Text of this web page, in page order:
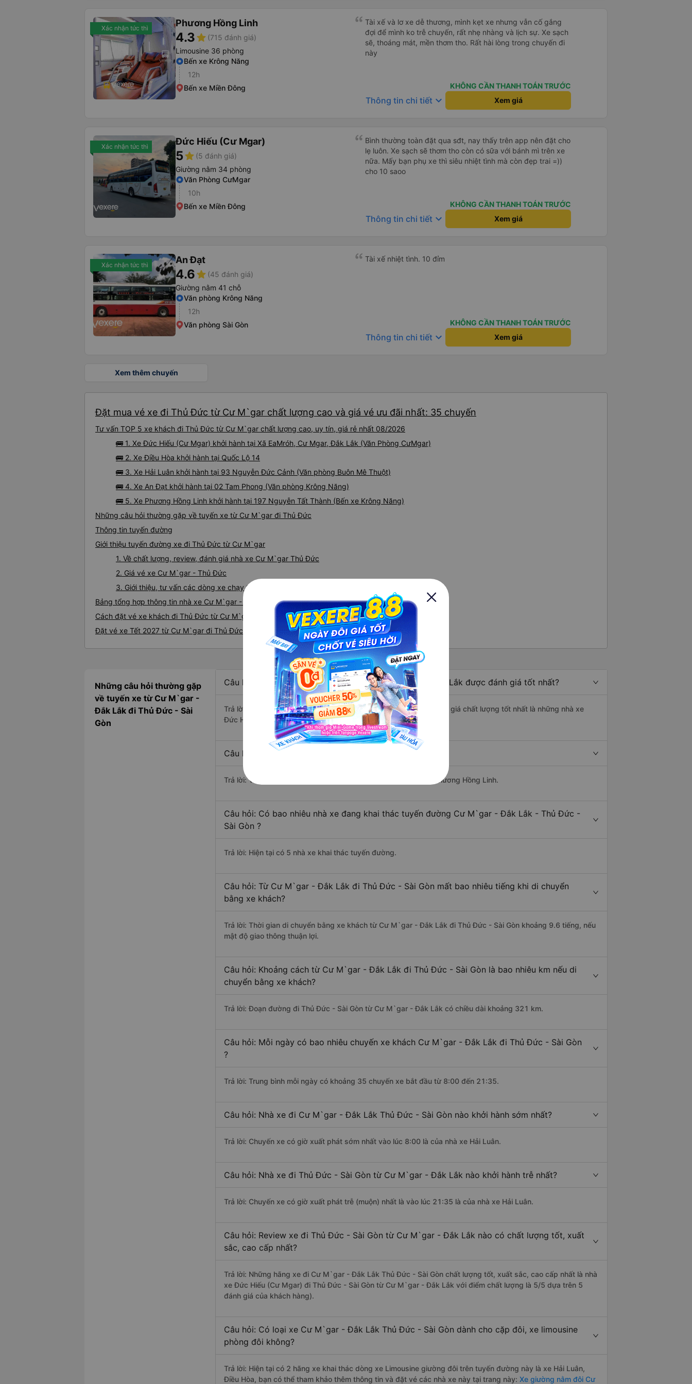
thứ đều diễn ra suôn sẻ!
Xác nhận tức thì Phương Hồng Linh
4.3star (715 đánh giá)
Limousine 36 phòng
Bến xe Krông Năng
12h
Bến xe Miền Đông
Tài xế và lơ xe dễ thương, mình kẹt xe nhưng vẫn cố gắng
đợi để mình ko trễ chuyến, rất nhẹ nhàng và lịch sự. Xe sạch
sẽ, thoáng mát, mền thơm tho. Rất hài lòng trong chuyến đi
này
KHÔNG CẦN THANH TOÁN TRƯỚC
Thông tin chi tiết keyboard_arrow_down Xem giá
Xác nhận tức thì Đức Hiếu (Cư Mgar)
5star (5 đánh giá)
Giường nằm 34 phòng
Văn Phòng CưMgar
10h
Bến xe Miền Đông
Bình thường toàn đặt qua sđt, nay thấy trên app nên đặt cho
lẹ luôn. Xe sạch sẽ thơm tho còn có sữa với bánh mì trên xe
nữa. Mấy bạn phụ xe thì siêu nhiệt tình mà còn đẹp trai =))
cho 10 saoo
KHÔNG CẦN THANH TOÁN TRƯỚC
Thông tin chi tiết keyboard_arrow_down Xem giá
Xác nhận tức thì An Đạt
4.6star (45 đánh giá)
Giường nằm 41 chỗ
Văn phòng Krông Năng
12h
Văn phòng Sài Gòn
Tài xế nhiệt tình. 10 đỉm
KHÔNG CẦN THANH TOÁN TRƯỚC
Thông tin chi tiết keyboard_arrow_down Xem giá
Xem thêm chuyến
Đặt mua vé xe đi Thủ Đức từ Cư M`gar chất lượng cao và giá vé ưu đãi nhất: 35 chuyến
Tư vấn TOP 5 xe khách đi Thủ Đức từ Cư M`gar chất lượng cao, uy tín, giá rẻ nhất 08/2026
🚌 1. Xe Đức Hiếu (Cư Mgar) khởi hành tại Xã EaMróh, Cư Mgar, Đắk Lắk (Văn Phòng CưMgar)
🚌 2. Xe Điều Hòa khởi hành tại Quốc Lộ 14
🚌 3. Xe Hải Luân khởi hành tại 93 Nguyễn Đức Cảnh (Văn phòng Buôn Mê Thuột)
🚌 4. Xe An Đạt khởi hành tại 02 Tam Phong (Văn phòng Krông Năng)
🚌 5. Xe Phương Hồng Linh khởi hành tại 197 Nguyễn Tất Thành (Bến xe Krông Năng)
Những câu hỏi thường gặp về tuyến xe từ Cư M`gar đi Thủ Đức
Thông tin tuyến đường
Giới thiệu tuyến đường xe đi Thủ Đức từ Cư M`gar
1. Về chất lượng, review, đánh giá nhà xe Cư M`gar Thủ Đức
2. Giá vé xe Cư M`gar - Thủ Đức
3. Giới thiệu, tư vấn các dòng xe chạy tuyến đường Cư M`gar đi Thủ Đức
Bảng tổng hợp thông tin nhà xe Cư M`gar - Thủ Đức
Cách đặt vé xe khách đi Thủ Đức từ Cư M`gar nhanh và uy tín nhất
Đặt vé xe Tết 2027 từ Cư M`gar đi Thủ Đức
Những câu hỏi thường gặp
về tuyến xe từ Cư M`gar -
Đắk Lắk đi Thủ Đức - Sài
Gòn
Câu hỏi: Nhà xe đi Thủ Đức - Sài Gòn từ Cư M`gar - Đắk Lắk được đánh giá tốt nhất?
Trả lời: Xe đi Thủ Đức - Sài Gòn từ Cư M`gar - Đắk Lắk được đánh giá chất lượng tốt nhất là những nhà xe
Đức Hiếu (Cư Mgar), Điều Hòa, Hải Luân.
Câu hỏi: Xe nào đi Thủ Đức - Sài Gòn có giá rẻ nhất?
Trả lời: Vé xe rẻ nhất có mức giá là 350.000 đồng của nhà xe Phương Hồng Linh.
Câu hỏi: Có bao nhiêu nhà xe đang khai thác tuyến đường Cư M`gar - Đắk Lắk - Thủ Đức -
Sài Gòn ?
Trả lời: Hiện tại có 5 nhà xe khai thác tuyến đường.
Câu hỏi: Từ Cư M`gar - Đắk Lắk đi Thủ Đức - Sài Gòn mất bao nhiêu tiếng khi di chuyển
bằng xe khách?
Trả lời: Thời gian di chuyển bằng xe khách từ Cư M`gar - Đắk Lắk đi Thủ Đức - Sài Gòn khoảng 9.6 tiếng, nếu
mật độ giao thông thuận lợi.
Câu hỏi: Khoảng cách từ Cư M`gar - Đắk Lắk đi Thủ Đức - Sài Gòn là bao nhiêu km nếu di
chuyển bằng xe khách?
Trả lời: Đoạn đường đi Thủ Đức - Sài Gòn từ Cư M`gar - Đắk Lắk có chiều dài khoảng 321 km.
Câu hỏi: Mỗi ngày có bao nhiêu chuyến xe khách Cư M`gar - Đắk Lắk đi Thủ Đức - Sài Gòn
?
Trả lời: Trung bình mỗi ngày có khoảng 35 chuyến xe bắt đầu từ 8:00 đến 21:35.
Câu hỏi: Nhà xe đi Cư M`gar - Đắk Lắk Thủ Đức - Sài Gòn nào khởi hành sớm nhất?
Trả lời: Chuyến xe có giờ xuất phát sớm nhất vào lúc 8:00 là của nhà xe Hải Luân.
Câu hỏi: Nhà xe đi Thủ Đức - Sài Gòn từ Cư M`gar - Đắk Lắk nào khởi hành trễ nhất?
Trả lời: Chuyến xe có giờ xuất phát trễ (muộn) nhất là vào lúc 21:35 là của nhà xe Hải Luân.
Câu hỏi: Review xe đi Thủ Đức - Sài Gòn từ Cư M`gar - Đắk Lắk nào có chất lượng tốt, xuất
sắc, cao cấp nhất?
Trả lời: Những hãng xe đi Cư M`gar - Đắk Lắk Thủ Đức - Sài Gòn chất lượng tốt, xuất sắc, cao cấp nhất là nhà
xe Đức Hiếu (Cư Mgar) đi Thủ Đức - Sài Gòn từ Cư M`gar - Đắk Lắk với điểm chất lượng là 5/5 dựa trên 5
đánh giá của khách hàng).
Câu hỏi: Có loại xe Cư M`gar - Đắk Lắk Thủ Đức - Sài Gòn dành cho cặp đôi, xe limousine
phòng đôi không?
Trả lời: Hiện tại có 2 hãng xe khai thác dòng xe Limousine giường đôi trên tuyến đường này là xe Hải Luân,
Điều Hòa, bạn có thể tham khảo thêm thông tin và đặt vé các nhà xe này tại trang này: Xe giường nằm đôi Cư